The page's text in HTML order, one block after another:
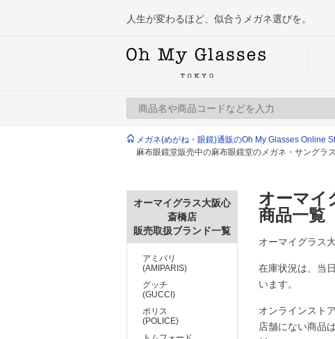
人生が変わるほど、似合うメガネ選びを。
メガネ(めがね・眼鏡)通販のOh My Glasses Online
麻布眼鏡堂販売中の麻布眼鏡堂のメガネ・サングラ
オーマイ
商品一覧
オーマイグラス
在庫状況は、当
います。
オンラインスト
店舗にない商品は
オーマイグラス大阪心
斎橋店
販売取扱ブランド一覧
アミパリ
(AMIPARIS)
グッチ
(GUCCI)
ポリス
(POLICE)